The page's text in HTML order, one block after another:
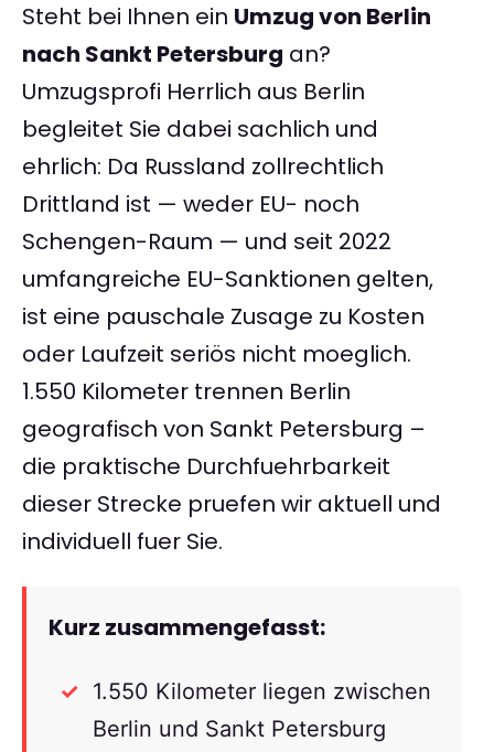
Steht bei Ihnen ein Umzug von Berlin
nach Sankt Petersburg an?
Umzugsprofi Herrlich aus Berlin
begleitet Sie dabei sachlich und
ehrlich: Da Russland zollrechtlich
Drittland ist — weder EU- noch
Schengen-Raum — und seit 2022
umfangreiche EU-Sanktionen gelten,
ist eine pauschale Zusage zu Kosten
oder Laufzeit seriös nicht moeglich.
1.550 Kilometer trennen Berlin
geografisch von Sankt Petersburg –
die praktische Durchfuehrbarkeit
dieser Strecke pruefen wir aktuell und
individuell fuer Sie.
Kurz zusammengefasst:
1.550 Kilometer liegen zwischen
Berlin und Sankt Petersburg